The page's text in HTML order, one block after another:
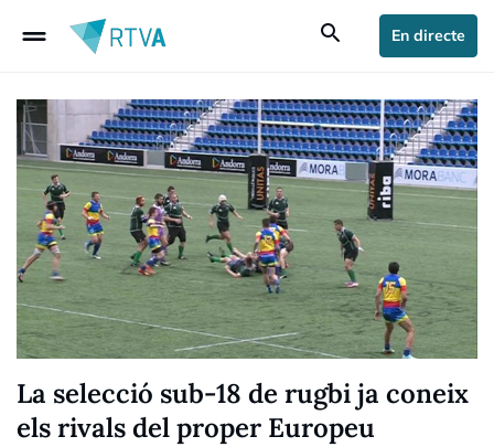
drag_handle search En directe
La selecció sub-18 de rugbi ja coneix
els rivals del proper Europeu